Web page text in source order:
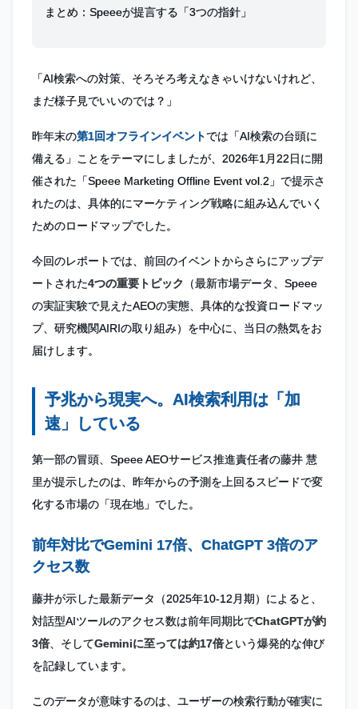
まとめ：Speeeが提言する「3つの指針」
「AI検索への対策、そろそろ考えなきゃいけないけれど、
まだ様子見でいいのでは？」
昨年末の第1回オフラインイベントでは「AI検索の台頭に
備える」ことをテーマにしましたが、2026年1月22日に開
催された「Speee Marketing Offline Event vol.2」で提示さ
れたのは、具体的にマーケティング戦略に組み込んでいく
ためのロードマップでした。
今回のレポートでは、前回のイベントからさらにアップデ
ートされた4つの重要トピック （最新市場データ、Speee
の実証実験で見えたAEOの実態、具体的な投資ロードマッ
プ、研究機関AIRIの取り組み）を中心に、当日の熱気をお
届けします。
予兆から現実へ。AI検索利用は「加
速」している
第一部の冒頭、Speee AEOサービス推進責任者の藤井 慧
里が提示したのは、昨年からの予測を上回るスピードで変
化する市場の「現在地」でした。
前年対比でGemini 17倍、ChatGPT 3倍のア
クセス数
藤井が示した最新データ（2025年10-12月期）によると、
対話型AIツールのアクセス数は前年同期比でChatGPTが約
3倍、そしてGeminiに至っては約17倍という爆発的な伸び
を記録しています。
このデータが意味するのは、ユーザーの検索行動が確実に